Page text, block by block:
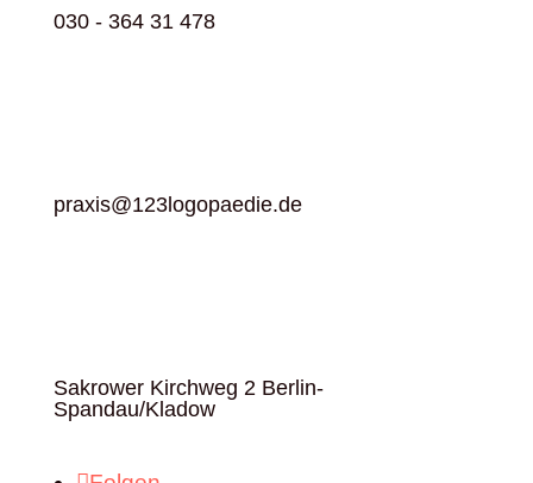
030 - 364 31 478
praxis@123logopaedie.de
Sakrower Kirchweg 2 Berlin-
Spandau/Kladow